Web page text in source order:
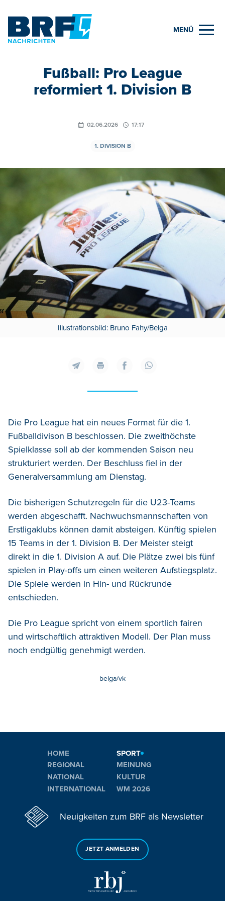
MENÜ
Fußball: Pro League
reformiert 1. Division B
02.06.2026 17:17
1. DIVISION B
Illustrationsbild: Bruno Fahy/Belga
Die Pro League hat ein neues Format für die 1.
Fußballdivison B beschlossen. Die zweithöchste
Spielklasse soll ab der kommenden Saison neu
strukturiert werden. Der Beschluss fiel in der
Generalversammlung am Dienstag.
Die bisherigen Schutzregeln für die U23-Teams
werden abgeschafft. Nachwuchsmannschaften von
Erstligaklubs können damit absteigen. Künftig spielen
15 Teams in der 1. Division B. Der Meister steigt
direkt in die 1. Division A auf. Die Plätze zwei bis fünf
spielen in Play-offs um einen weiteren Aufstiegsplatz.
Die Spiele werden in Hin- und Rückrunde
entschieden.
Die Pro League spricht von einem sportlich fairen
und wirtschaftlich attraktiven Modell. Der Plan muss
noch endgültig genehmigt werden.
belga/vk
HOME
REGIONAL
NATIONAL
INTERNATIONAL
SPORT
MEINUNG
KULTUR
WM 2026
Neuigkeiten zum BRF als Newsletter
JETZT ANMELDEN